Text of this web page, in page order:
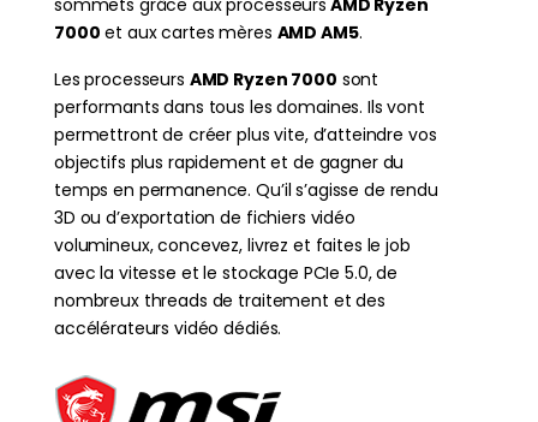
sommets grâce aux processeurs AMD Ryzen
7000 et aux cartes mères AMD AM5.
Les processeurs AMD Ryzen 7000 sont
performants dans tous les domaines. Ils vont
permettront de créer plus vite, d’atteindre vos
objectifs plus rapidement et de gagner du
temps en permanence. Qu’il s’agisse de rendu
3D ou d’exportation de fichiers vidéo
volumineux, concevez, livrez et faites le job
avec la vitesse et le stockage PCIe 5.0, de
nombreux threads de traitement et des
accélérateurs vidéo dédiés.